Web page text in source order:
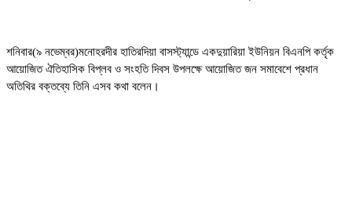
শনিবার(৯ নভেম্বর)মনোহরদীর হাতিরদিয়া বাসস্ট্যান্ডে একদুয়ারিয়া ইউনিয়ন বিএনপি কর্তৃক
আয়োজিত ঐতিহাসিক বিপ্লব ও সংহতি দিবস উপলক্ষে আয়োজিত জন সমাবেশে প্রধান
অতিথির বক্তব্যে তিনি এসব কথা বলেন।